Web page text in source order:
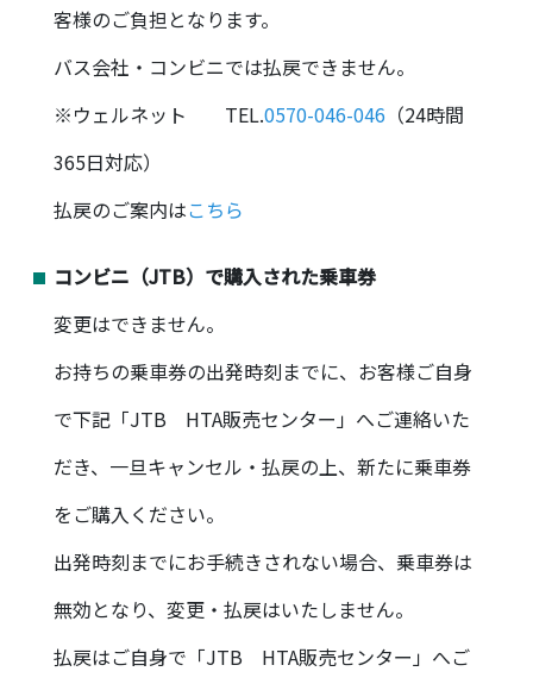
客様のご負担となります。
バス会社・コンビニでは払戻できません。
※ウェルネット TEL.0570-046-046 （24時間
365日対応）
払戻のご案内はこちら
コンビニ（JTB）で購入された乗車券
変更はできません。
お持ちの乗車券の出発時刻までに、お客様ご自身
で下記「JTB HTA販売センター」へご連絡いた
だき、一旦キャンセル・払戻の上、新たに乗車券
をご購入ください。
出発時刻までにお手続きされない場合、乗車券は
無効となり、変更・払戻はいたしません。
払戻はご自身で「JTB HTA販売センター」へご